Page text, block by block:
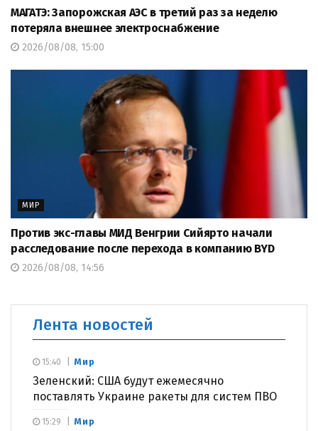
МАГАТЭ: Запорожская АЭС в третий раз за неделю
потеряла внешнее электроснабжение
2026/08/08, 15:00
МИР
Против экс-главы МИД Венгрии Сийярто начали
расследование после перехода в компанию BYD
2026/08/08, 14:56
Лента новостей
Мир
Зеленский: США будут ежемесячно
поставлять Украине ракеты для систем ПВО
15:40
Мир
15:29